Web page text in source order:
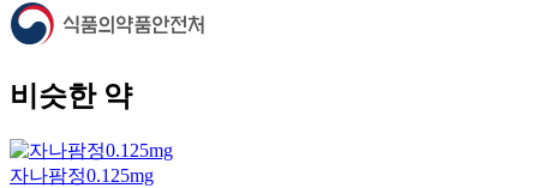
비슷한 약
자나팜정0.125mg